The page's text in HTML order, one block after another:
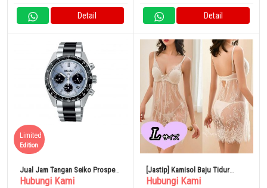
Detail Detail
Jual Jam Tangan Seiko Prospex
Speedtimer Solar Chronograph
Limited
Edition
Hubungi Kami
[Jastip] Kamisol Baju Tidur
Lingerie Seksi Babydoll Size L
Hubungi Kami